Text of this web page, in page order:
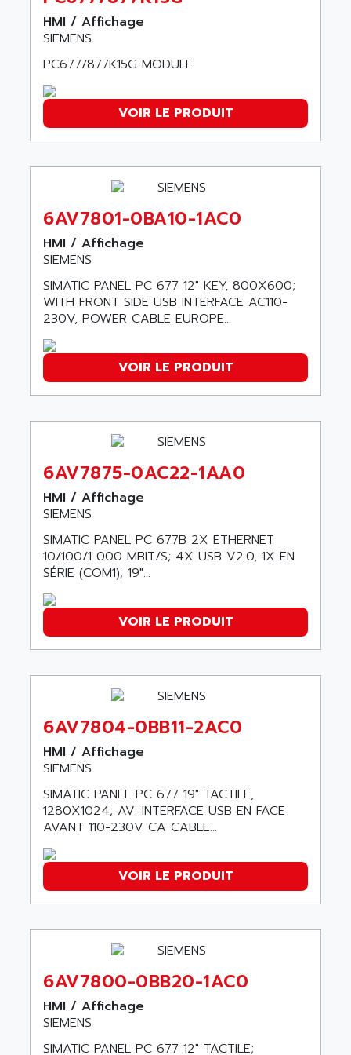
C350 / C370
RAIL SWITCH
SBC
SIMATIC HMI
SIMATIC OPERATOR PANEL
APRIL 2000
SMC50
SMC600
SMC25 et SMC 35
SMC 50 / SMC 600
SMC 600
SMC 25 et SMC 35
SMC25 et SMC35
SMC
PB400
WS SERIES
PB200
TSX COMPACT
984 SERIE
SIMODRIVE
TSX21
C350
15N
PB15
SMC500
SMC200 / 500
PLC-5
NC
SYSMAC
SERVO MOTOR
PERMANENT MAGNET MOTOR
MASAP
BSM SERIE
SIMODRIVE 210
SIMODRIVE 610
SIMODRIVE 650
SIMOREG
SINUMERIK 800
ABC VISION
ABD
ABL
ABL SURSUM
ABLE SYSTEMS
ABLIC
ABOUTBATTERIE
ABRACON
ABS COMPUTERS
ABSOCODER
ABUS
ABUS ELECTRONIC
AC
AC SMARTMOTION
ACARD
ACCESS
ACCROSSER
ACCUCELL
ACCU-SORT SYSTEMS
ACEDIS
ACERIME
ACIM JOUANIN
ACINDUCTO
ACKSYS
ACMA
ACOBAL
ACOPIAN
ACROMAG
ACS
ACS MOTION CONTROL
ACT KERN
ACTIA
HMI / Affichage
SIEMENS
PC677/877K15G MODULE
VOIR LE PRODUIT
6AV7801-0BA10-1AC0
HMI / Affichage
SIEMENS
SIMATIC PANEL PC 677 12" KEY, 800X600;
WITH FRONT SIDE USB INTERFACE AC110-
230V, POWER CABLE EUROPE...
VOIR LE PRODUIT
6AV7875-0AC22-1AA0
HMI / Affichage
SIEMENS
SIMATIC PANEL PC 677B 2X ETHERNET
10/100/1 000 MBIT/S; 4X USB V2.0, 1X EN
SÉRIE (COM1); 19"...
VOIR LE PRODUIT
6AV7804-0BB11-2AC0
HMI / Affichage
SIEMENS
SIMATIC PANEL PC 677 19" TACTILE,
1280X1024; AV. INTERFACE USB EN FACE
AVANT 110-230V CA CABLE...
VOIR LE PRODUIT
6AV7800-0BB20-1AC0
HMI / Affichage
SIEMENS
SIMATIC PANEL PC 677 12" TACTILE;